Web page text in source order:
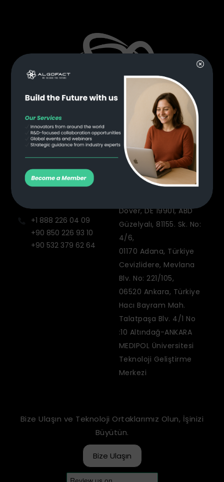
+1 888 226 04 09
+90 850 226 93 10
+90 532 379 62 64
Dover, DE 19901, ABD
Güzelyalı, 81155. Sk. No:
4/6,
01170 Adana, Türkiye
Cevizlidere, Mevlana
Blv. No: 221/105,
06520 Ankara, Türkiye
Hacı Bayram Mah.
Talatpaşa Blv. 4/1 No
:10 Altındağ-ANKARA
MEDIPOL Üniversitesi
Teknoloji Geliştirme
Merkezi
Bize Ulaşın ve Teknoloji Ortaklarımız Olun, İşinizi
Büyütün.
Bize Ulaşın